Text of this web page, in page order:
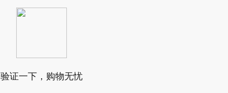
验证一下，购物无忧